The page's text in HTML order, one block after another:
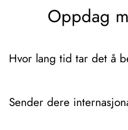
Oppdag
Hvor lang tid tar det å
hos deg. Hvis du trenger
Sender dere